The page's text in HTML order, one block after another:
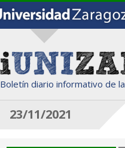
Boletín diario informativo de la
23/11/2021